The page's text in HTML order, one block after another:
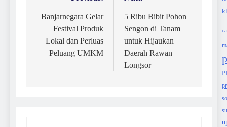
pos
Banjarnegara Gelar
Festival Produk
Lokal dan Perluas
Peluang UMKM
5 Ribu Bibit Pohon
Sengon di Tanam
untuk Hijaukan
Daerah Rawan
Longsor